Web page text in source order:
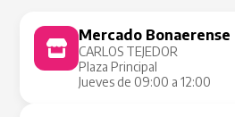
Mercado Bonaerense
CARLOS TEJEDOR
Plaza Principal
Jueves de 09:00 a 12:00